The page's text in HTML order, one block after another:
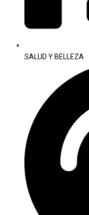
SALUD Y BELLEZA